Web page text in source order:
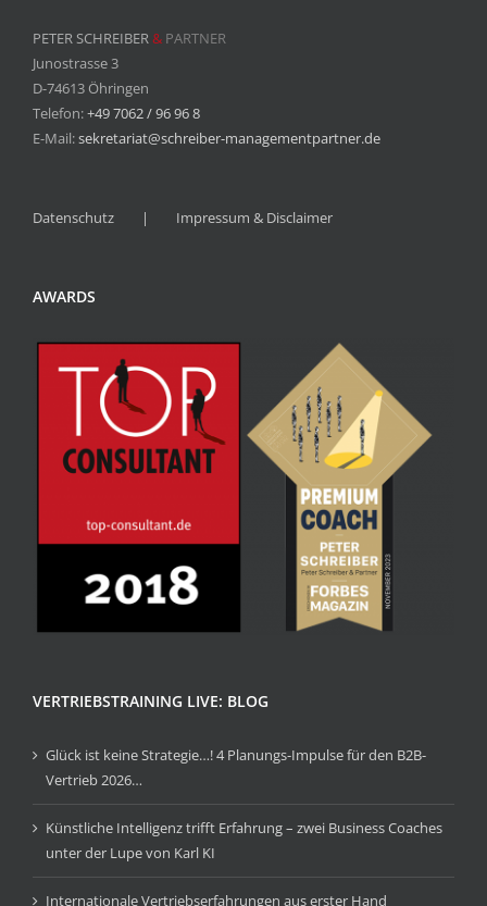
PETER SCHREIBER& PARTNER
Junostrasse 3
D-74613 Öhringen
Telefon:+49 7062 / 96 96 8
E-Mail:sekretariat@schreiber-managementpartner.de
Datenschutz Impressum & Disclaimer
AWARDS
VERTRIEBSTRAINING LIVE: BLOG
Glück ist keine Strategie…! 4 Planungs-Impulse für den B2B-
Vertrieb 2026…
Künstliche Intelligenz trifft Erfahrung – zwei Business Coaches
unter der Lupe von Karl KI
Internationale Vertriebserfahrungen aus erster Hand